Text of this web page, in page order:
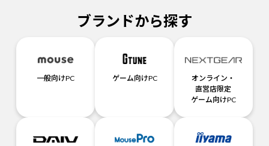
ブランドから探す
一般向けPC ゲーム向けPC
オンライン・
直営店限定
ゲーム向けPC